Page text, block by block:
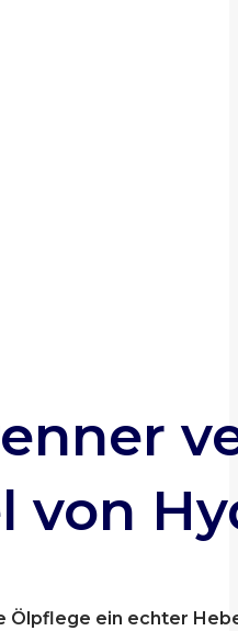
von
Ölpflege ein echter